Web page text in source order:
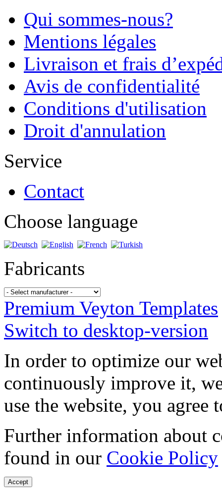
Qui sommes-nous?
Mentions légales
Livraison et frais
Avis de confidentialité
Conditions d'utilisation
Droit d'annulation
Service
Contact
Choose language
Fabricants
Premium Veyton Templates
Switch to desktop-version
In order to optimize our
continuously improve it,
use the website, you agree
Further information about
found in our Cookie Policy
Accept